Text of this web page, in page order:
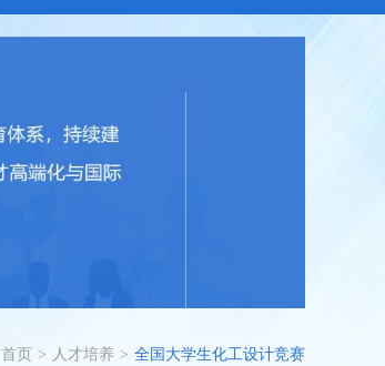
首页 > 人才培养 > 全国大学生化工设计竞赛